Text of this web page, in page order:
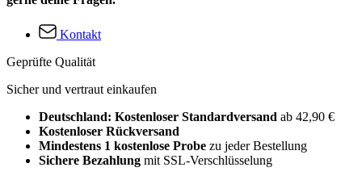
Kontakt
Geprüfte Qualität
Sicher und vertraut einkaufen
Deutschland: Kostenloser Standardversand ab 42,90 €
Kostenloser Rückversand
Mindestens 1 kostenlose Probe zu jeder Bestellung
Sichere Bezahlung mit SSL-Verschlüsselung